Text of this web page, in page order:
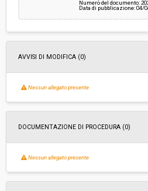
Numero del documento:
Data di pubblicazione: 04/
AVVISI DI MODIFICA (0)
Nessun allegato presente
DOCUMENTAZIONE DI PROCEDURA (0)
Nessun allegato presente